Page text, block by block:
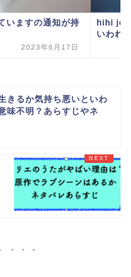
いますの通知が持
2023年6月17日
hihi
いわれ
きるか気持ち悪いといわ
味不明？あらすじやネ